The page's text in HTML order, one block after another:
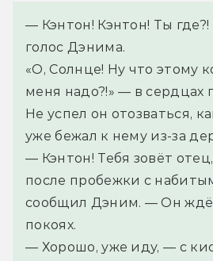
— Кэнтон! Кэнтон! Ты
голос Дэнима.
«О, Солнце! Ну что этому
меня надо?!» — в сердцах
Не успел он отозваться,
уже бежал к нему из-за
— Кэнтон! Тебя зовёт
после пробежки с
сообщил Дэним. — Он
покоях.
— Хорошо, уже иду, — с